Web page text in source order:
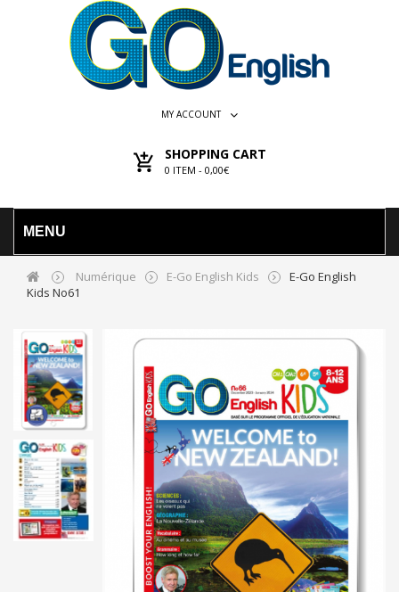
MY ACCOUNT
SHOPPING CART
0 ITEM - 0,00€
MENU
Numérique E-Go English Kids
E-Go English
Kids No61